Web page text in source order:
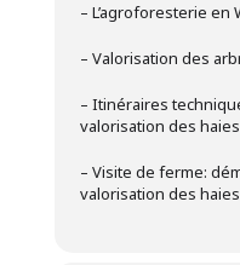
– L’agroforesterie en
– Valorisation des
– Itinéraires
valorisation des haies
– Visite de ferme:
valorisation des haies